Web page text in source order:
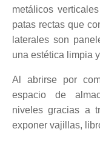
metálicos
patas rectas que
laterales son
una estética limpia
Al abrirse por
espacio de
niveles gracias a
exponer vajillas,